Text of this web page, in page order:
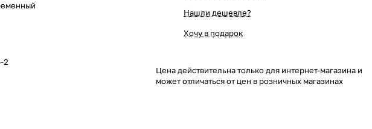
2
Нашли дешевле?
Хочу в подарок
Цена действительна только для интернет-магазина и
может отличаться от цен в розничных магазинах